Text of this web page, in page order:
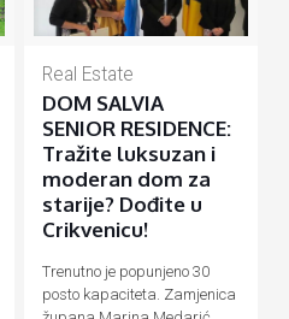
Real Estate
DOM SALVIA
SENIOR RESIDENCE:
Tražite luksuzan i
moderan dom za
starije? Dođite u
Crikvenicu!
Trenutno je popunjeno 30
posto kapaciteta. Zamjenica